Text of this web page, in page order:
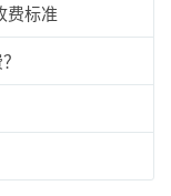
费标准